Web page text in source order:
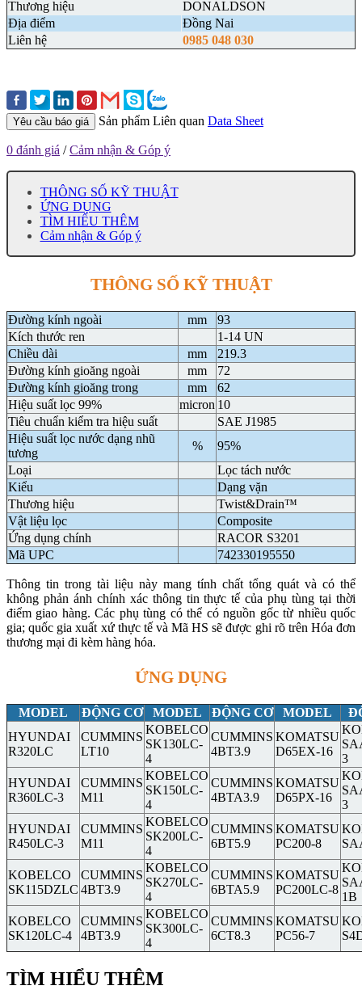
Thương hiệu
DONALDSON
Địa điểm
Đồng Nai
Liên hệ
0985 048 030
Yêu cầu báo giá Sản phẩm Liên quan Data Sheet
0 đánh giá /Cảm nhận & Góp ý
THÔNG SỐ KỸ THUẬT
ỨNG DỤNG
TÌM HIỂU THÊM
Cảm nhận & Góp ý
THÔNG SỐ KỸ THUẬT
Đường kính ngoài mm
93
Kích thước ren
1-14 UN
Chiều dài
mm
219.3
Đường kính gioăng ngoài
mm
72
Đường kính gioăng trong
mm
62
Hiệu suất lọc 99%
micron 10
Tiêu chuẩn kiểm tra hiệu suất
SAE J1985
Hiệu suất lọc nước dạng nhũ
tương
%
95%
Loại
Lọc tách nước
Kiểu
Dạng vặn
Thương hiệu
Twist&Drain™
Vật liệu lọc
Composite
Ứng dụng chính
RACOR S3201
Mã UPC
742330195550
Thông tin trong tài liệu này mang tính chất tổng quát và có thể
không phản ánh chính xác thông tin thực tế của phụ tùng tại thời
điểm giao hàng. Các phụ tùng có thể có nguồn gốc từ nhiều quốc
gia; quốc gia xuất xứ thực tế và Mã HS sẽ được ghi rõ trên Hóa đơn
thương mại đi kèm hàng hóa.
ỨNG DỤNG
MODEL ĐỘNG CƠ MODEL ĐỘNG CƠ MODEL
HYUNDAI
R320LC
CUMMINS
LT10
KOBELCO
SK130LC-
4
CUMMINS
4BT3.9
KOMATSU
D65EX-16
3
HYUNDAI
R360LC-3
CUMMINS
M11
KOBELCO
SK150LC-
4
CUMMINS
4BTA3.9
KOMATSU
D65PX-16
3
HYUNDAI
R450LC-3
CUMMINS
M11
KOBELCO
SK200LC-
4
CUMMINS
6BT5.9
KOMATSU
PC200-8
KOBELCO
SK115DZLC
CUMMINS
4BT3.9
KOBELCO
SK270LC-
4
CUMMINS
6BTA5.9
KOMATSU
PC200LC-8
1B
KOBELCO
SK120LC-4
CUMMINS
4BT3.9
KOBELCO
SK300LC-
4
CUMMINS
6CT8.3
KOMATSU
PC56-7
TÌM HIỂU THÊM